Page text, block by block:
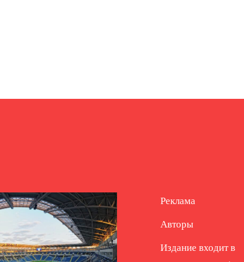
Реклама
Авторы
Издание входит в